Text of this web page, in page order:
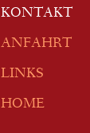
KONTAKT
ANFAHRT
LINKS
HOME